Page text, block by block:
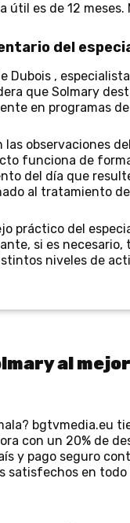
útil es de 12
del
Dubois ,
que Solmary
en programas
las observaciones
funciona de
del día que
al tratamiento
práctico del
si es necesario,
niveles de
al
bgtvmedia.eu
con un 20% de
y pago seguro
satisfechos en todo